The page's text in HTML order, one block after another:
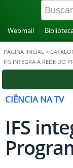
Webmail
PÁGINA INICIAL >
IFS INTEGRA A REDE DO
CIÊNCIA NA TV
IFS